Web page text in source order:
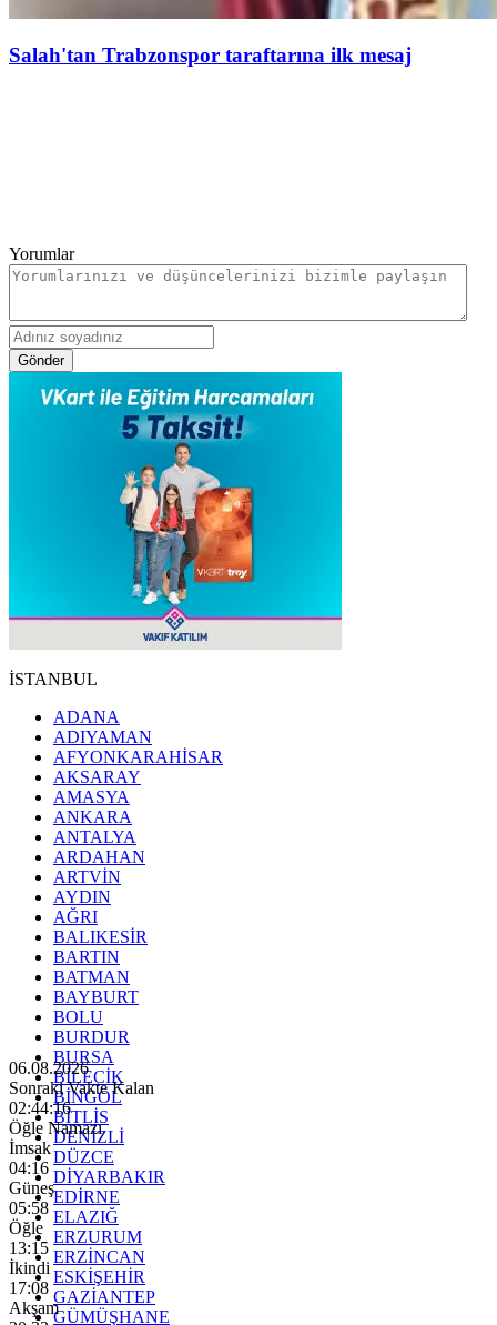
Salah'tan Trabzonspor taraftarına ilk mesaj
Yorumlar
Gönder
İSTANBUL
ADANA
ADIYAMAN
AFYONKARAHİSAR
AKSARAY
AMASYA
ANKARA
ANTALYA
ARDAHAN
ARTVİN
AYDIN
AĞRI
BALIKESİR
BARTIN
BATMAN
BAYBURT
BOLU
BURDUR
BURSA
BİLECİK
BİNGÖL
BİTLİS
DENİZLİ
DÜZCE
DİYARBAKIR
EDİRNE
ELAZIĞ
ERZURUM
ERZİNCAN
ESKİŞEHİR
GAZİANTEP
GÜMÜŞHANE
06.08.2026
Sonraki Vakte Kalan
02:44:14
Öğle Namazı
İmsak
04:16
Güneş
05:58
Öğle
13:15
İkindi
17:08
Akşam